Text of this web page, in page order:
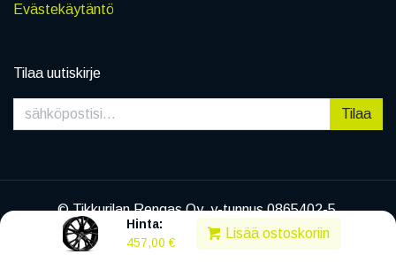
Hinta:
457,00 €
Lisää ostoskoriin
Evästekäytäntö
Tilaa uutiskirje
Tilaa
© Tikkurilan Rengas Oy, y-tunnus 0865402-5
|Tietosuojaseloste